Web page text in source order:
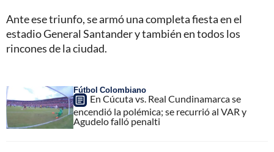
Ante ese triunfo, se armó una completa fiesta en el
estadio General Santander y también en todos los
rincones de la ciudad.
Fútbol Colombiano
En Cúcuta vs. Real Cundinamarca se
encendió la polémica; se recurrió al VAR y
Agudelo falló penalti